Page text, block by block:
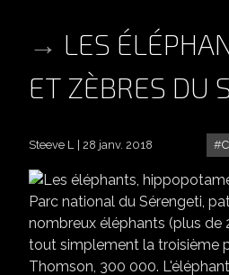
LES
ET ZÈBRES DU
Steeve L 28 janv. 2018
Parc national du Sérengeti,
nombreux éléphants (plus de
tout simplement la troisième
Thomson, 300 000.